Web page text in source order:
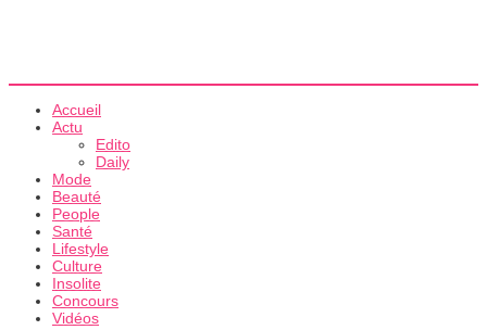
Accueil
Actu
Edito
Daily
Mode
Beauté
People
Santé
Lifestyle
Culture
Insolite
Concours
Vidéos